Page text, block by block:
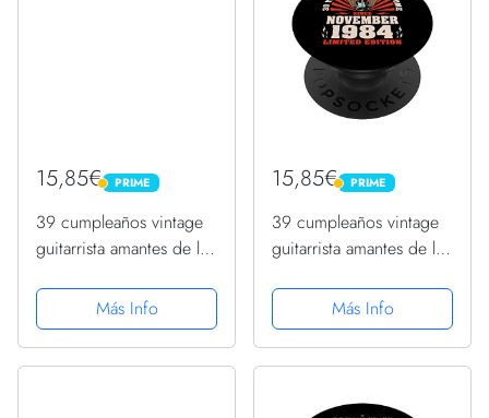
15,85€ PRIME
PRIME
39 cumpleaños vintage
guitarrista amantes de la
1984 PopSockets
PopGrip Intercambiable
Más Info
15,85€ PRIME
PRIME
39 cumpleaños vintage
guitarrista amantes de la
PopSockets PopGrip
Intercambiable
Más Info